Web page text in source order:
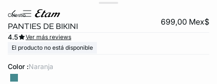
celestio
PANTIES DE BIKINI 699,00 Mex$
4.5
Ver más reviews
El producto no está disponible
Color : naranja